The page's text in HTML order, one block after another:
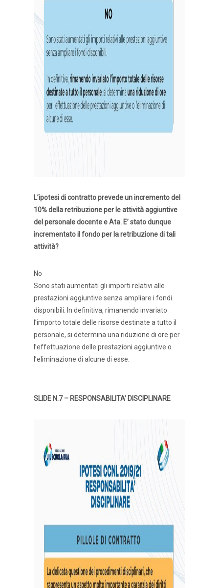
L’ipotesi di contratto prevede un incremento del
10% della retribuzione per le attività aggiuntive
del personale docente e Ata. E’ stato dunque
incrementato il fondo per la retribuzione di tali
attività?
No
Sono stati aumentati gli importi relativi alle
prestazioni aggiuntive senza ampliare i fondi
disponibili. In definitiva, rimanendo invariato
l’importo totale delle risorse destinate a tutto il
personale, si determina una riduzione di ore per
l’effettuazione delle prestazioni aggiuntive o
l’eliminazione di alcune di esse.
SLIDE N.7 – RESPONSABILITA’ DISCIPLINARE